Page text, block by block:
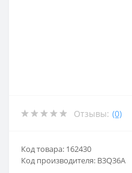
Отзывы: (0)
Код товара: 162430
Код производителя: B3Q36A